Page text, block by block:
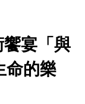
饗宴「與
命的樂